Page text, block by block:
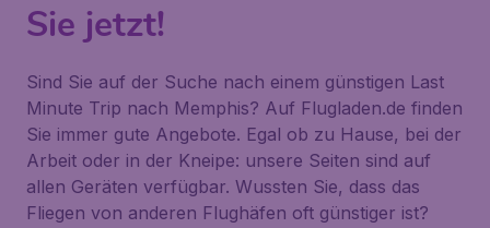
Sie jetzt!
Sind Sie auf der Suche nach einem günstigen Last
Minute Trip nach Memphis? Auf Flugladen.de finden
Sie immer gute Angebote. Egal ob zu Hause, bei der
Arbeit oder in der Kneipe: unsere Seiten sind auf
allen Geräten verfügbar. Wussten Sie, dass das
Fliegen von anderen Flughäfen oft günstiger ist?